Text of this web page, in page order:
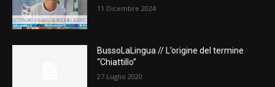
11 Dicembre 2024
BussoLaLingua // L’origine del termine
“Chiattillo”
27 Luglio 2020